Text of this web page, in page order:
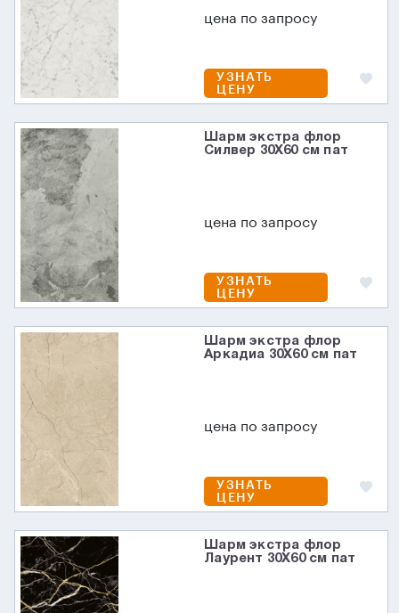
цена по запросу
УЗНАТЬ
ЦЕНУ
Шарм экстра флор
Силвер 30X60 см пат
цена по запросу
УЗНАТЬ
ЦЕНУ
Шарм экстра флор
Аркадиа 30X60 см пат
цена по запросу
УЗНАТЬ
ЦЕНУ
Шарм экстра флор
Лаурент 30X60 см пат